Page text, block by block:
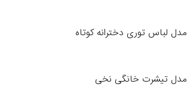
مدل لباس توری دخترانه کوتاه
مدل تیشرت خانگی نخی